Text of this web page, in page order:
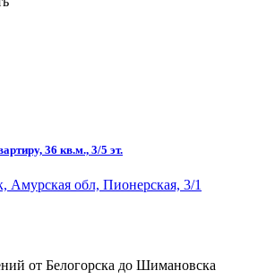
36 кв.м., 3/5 эт.
Амурская обл, Пионерская, 3/1
от Белогорска до Шимановска